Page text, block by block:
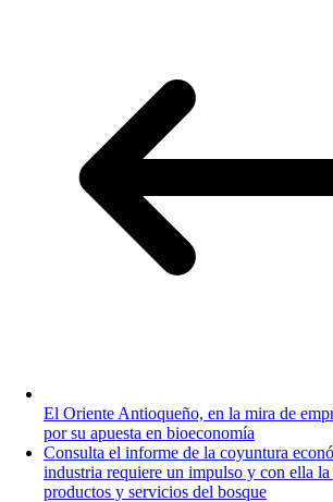
El Oriente Antioqueño, en la mira de
por su apuesta en bioeconomía
Consulta el informe de la coyuntura
industria requiere un impulso y con ella
productos y servicios del bosque